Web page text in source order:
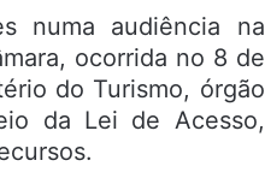
numa audiência na
ocorrida no 8 de
do Turismo, órgão
da Lei de Acesso,